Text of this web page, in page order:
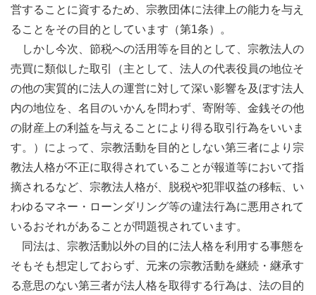
営することに資するため、宗教団体に法律上の能力を与え
ることをその目的としています（第1条）。
しかし今次、節税への活用等を目的として、宗教法人の
売買に類似した取引（主として、法人の代表役員の地位そ
の他の実質的に法人の運営に対して深い影響を及ぼす法人
内の地位を、名目のいかんを問わず、寄附等、金銭その他
の財産上の利益を与えることにより得る取引行為をいいま
す。）によって、宗教活動を目的としない第三者により宗
教法人格が不正に取得されていることが報道等において指
摘されるなど、宗教法人格が、脱税や犯罪収益の移転、い
わゆるマネー・ローンダリング等の違法行為に悪用されて
いるおそれがあることが問題視されています。
同法は、宗教活動以外の目的に法人格を利用する事態を
そもそも想定しておらず、元来の宗教活動を継続・継承す
る意思のない第三者が法人格を取得する行為は、法の目的